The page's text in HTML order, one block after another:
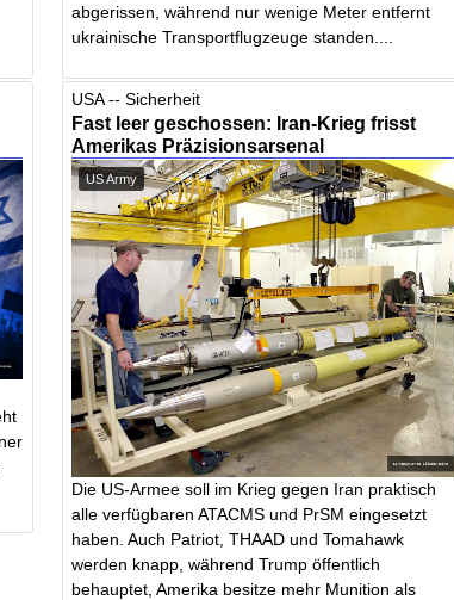
abgerissen, während nur wenige Meter entfernt
ukrainische Transportflugzeuge standen....
USA -- Sicherheit
Fast leer geschossen: Iran-Krieg frisst
Amerikas Präzisionsarsenal
US Army
Die US-Armee soll im Krieg gegen Iran praktisch
alle verfügbaren ATACMS und PrSM eingesetzt
haben. Auch Patriot, THAAD und Tomahawk
werden knapp, während Trump öffentlich
behauptet, Amerika besitze mehr Munition als